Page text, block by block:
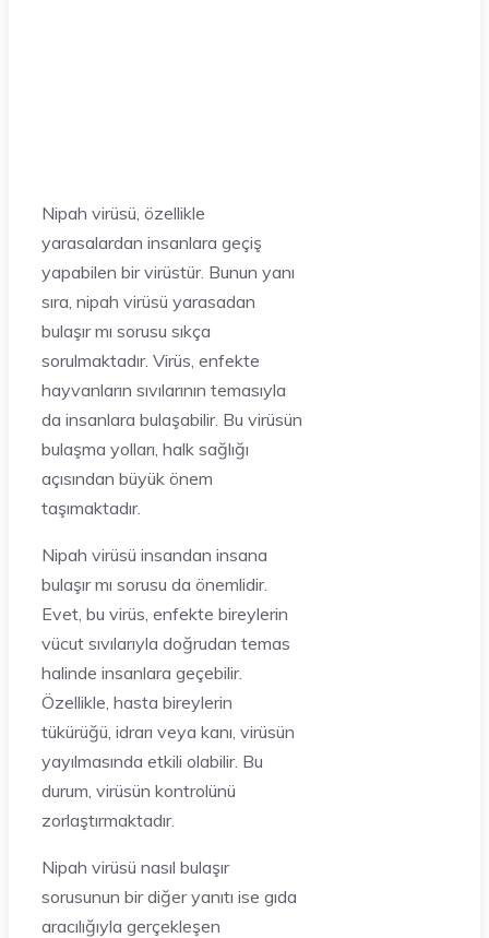
Nipah virüsü, özellikle
yarasalardan insanlara geçiş
yapabilen bir virüstür. Bunun yanı
sıra, nipah virüsü yarasadan
bulaşır mı sorusu sıkça
sorulmaktadır. Virüs, enfekte
hayvanların sıvılarının temasıyla
da insanlara bulaşabilir. Bu virüsün
bulaşma yolları, halk sağlığı
açısından büyük önem
taşımaktadır.
Nipah virüsü insandan insana
bulaşır mı sorusu da önemlidir.
Evet, bu virüs, enfekte bireylerin
vücut sıvılarıyla doğrudan temas
halinde insanlara geçebilir.
Özellikle, hasta bireylerin
tükürüğü, idrarı veya kanı, virüsün
yayılmasında etkili olabilir. Bu
durum, virüsün kontrolünü
zorlaştırmaktadır.
Nipah virüsü nasıl bulaşır
sorusunun bir diğer yanıtı ise gıda
aracılığıyla gerçekleşen